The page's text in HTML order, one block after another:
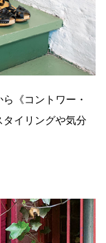
《コントワー・
イリングや気分